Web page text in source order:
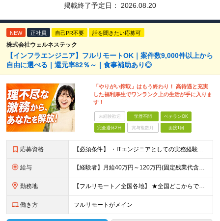
掲載終了予定日： 2026.08.20
NEW 正社員 自己PR不要 話を聞きたい応募可
株式会社ウェルネステック
【インフラエンジニア】フルリモートOK｜案件数9,000件以上から
自由に選べる｜還元率82％～｜食事補助あり◎
「やりがい搾取」はもう終わり！ 高待遇と充実
した福利厚生でワンランク上の生活が手に入りま
す！
未経験歓迎 学歴不問 ベテランOK
完全週休2日 賞与複数月 面接1回
応募資格 【必須条件】 ・ITエンジニアとしての実務経験が1年以上ある方 ※開発・インフラ・運用保守など分野・フェーズは不問！ ※学歴不問 【歓迎条件】 ・基本設計、詳細設計などの経験がある方 ・AWS, G
給与 【経験者】月給40万円～120万円(固定残業代含む)+各種手当 ※月給には、みなし残業手当(月30時間／5万8,000円～15万7,000円)を含みます ※上記を超える時間外労働分は追加で支給します
勤務地 【フルリモート／全国各地】 ★全国どこからでも参画可能！フルリモート案件も多数！ ※プロジェクトは100%選択制。あなたの希望を最優先します。 ※フルリモート、ハイブリッド、常駐案件から自由に選択可能
働き方 フルリモートがメイン